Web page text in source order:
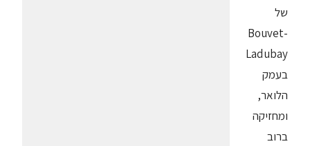
של
Bouvet-
Ladubay
בעמק
הלואר,
ומחזיקה
ברוב